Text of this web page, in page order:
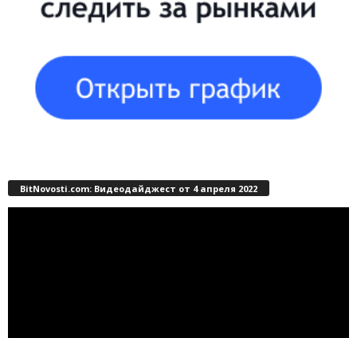
BitNovosti.com: Видеодайджест от 4 апреля 2022